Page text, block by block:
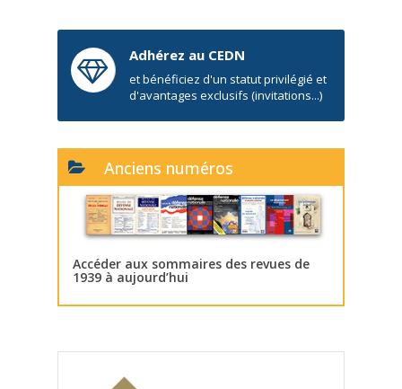
Adhérez au CEDN
et bénéficiez d'un statut privilégié et
d'avantages exclusifs (invitations...)
Anciens numéros
Accéder aux sommaires des revues de
1939 à aujourd’hui